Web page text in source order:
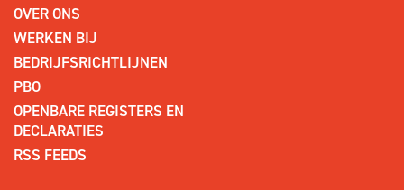
OVER ONS
WERKEN BIJ
BEDRIJFSRICHTLIJNEN
PBO
OPENBARE REGISTERS EN
DECLARATIES
RSS FEEDS